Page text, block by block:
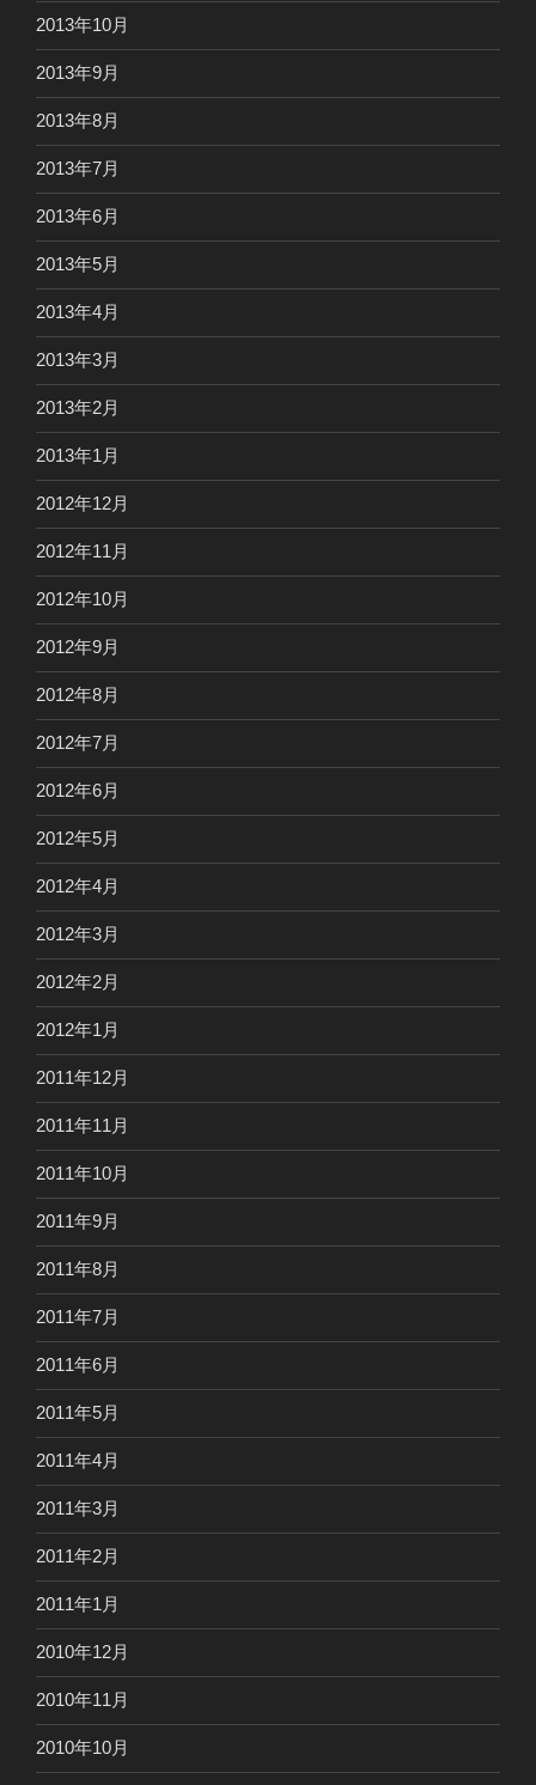
2013年10月
2013年9月
2013年8月
2013年7月
2013年6月
2013年5月
2013年4月
2013年3月
2013年2月
2013年1月
2012年12月
2012年11月
2012年10月
2012年9月
2012年8月
2012年7月
2012年6月
2012年5月
2012年4月
2012年3月
2012年2月
2012年1月
2011年12月
2011年11月
2011年10月
2011年9月
2011年8月
2011年7月
2011年6月
2011年5月
2011年4月
2011年3月
2011年2月
2011年1月
2010年12月
2010年11月
2010年10月